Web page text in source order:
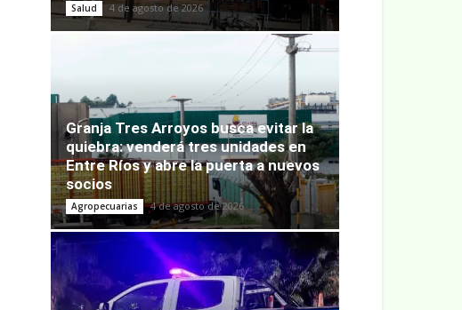
Salud 4 de agosto de 2026
Granja Tres Arroyos busca evitar la
quiebra: venderá tres unidades en
Entre Ríos y abre la puerta a nuevos
socios
Agropecuarias 4 de agosto de 2026